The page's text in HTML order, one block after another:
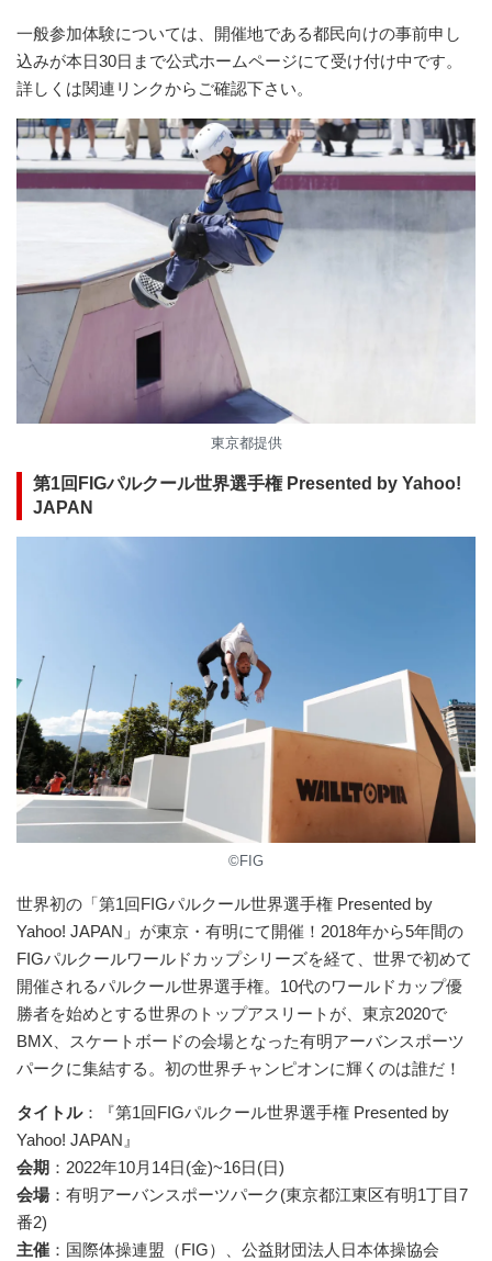
一般参加体験については、開催地である都民向けの事前申し
込みが本日30日まで公式ホームページにて受け付け中です。
詳しくは関連リンクからご確認下さい。
東京都提供
第1回FIGパルクール世界選手権 Presented by Yahoo!
JAPAN
©FIG
世界初の「第1回FIGパルクール世界選手権 Presented by
Yahoo! JAPAN」が東京・有明にて開催！2018年から5年間の
FIGパルクールワールドカップシリーズを経て、世界で初めて
開催されるパルクール世界選手権。10代のワールドカップ優
勝者を始めとする世界のトップアスリートが、東京2020で
BMX、スケートボードの会場となった有明アーバンスポーツ
パークに集結する。初の世界チャンピオンに輝くのは誰だ！
タイトル：『第1回FIGパルクール世界選手権 Presented by
Yahoo! JAPAN』
会期 ：2022年10月14日(金)~16日(日)
会場：有明アーバンスポーツパーク(東京都江東区有明1丁目7
番2)
主催 ：国際体操連盟（FIG）、公益財団法人日本体操協会